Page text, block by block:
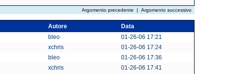
Argomento precedente | Argomento successivo
Autore
Data
bleo
01-26-06 17:21
xchris
01-26-06 17:24
bleo
01-26-06 17:36
xchris
01-26-06 17:41